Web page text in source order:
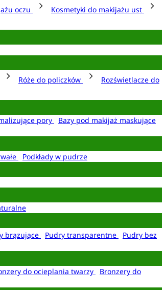
oczu
Kosmetyki do makijażu ust
Róże do policzków
Rozświetlacze do
pory
Bazy pod makijaż maskujące
Podkłady w pudrze
brązujące Pudry transparentne
Pudry bez
do ocieplania twarzy
Bronzery do